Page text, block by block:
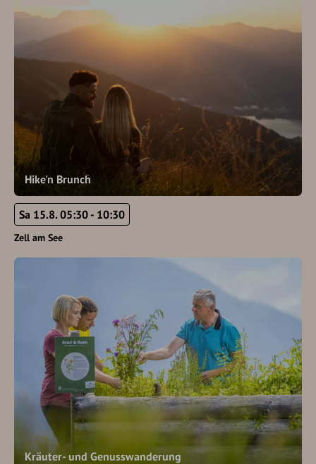
Hike'n Brunch
Sa 15.8. 05:30 - 10:30
Zell am See
Kräuter- und Genusswanderung